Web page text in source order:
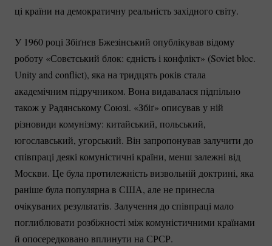
ці країни на демократичну реальність західного світу.
У 1960 році Збіґнєв Бжезінський опублікував відому
роботу «Совєтський блок: єдність і конфлікт» (Soviet bloc.
Unity and conflict), яка на тридцять років стала
академічним підручником. Вона видавалася підпільно
також у Радянському Союзі. «Збіґ» описував у ній
різновиди комунізму: китайський, польський,
югославський, угорський. Він запропонував залучити до
співпраці деякі комуністичні країни, менш залежні від
Москви. Це була протилежність визвольній доктрині, яка
раніше була популярна в США, але не принесла
очікуваних результатів. Залучення до співпраці мало
поглиблювати розбіжності між комуністичними країнами
й опосередковано вплинути на СРСР.